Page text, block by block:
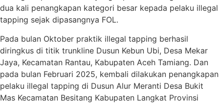
dua kali penangkapan kategori besar kepada pelaku illegal
tapping sejak dipasangnya FOL.
Pada bulan Oktober praktik illegal tapping berhasil
diringkus di titik trunkline Dusun Kebun Ubi, Desa Mekar
Jaya, Kecamatan Rantau, Kabupaten Aceh Tamiang. Dan
pada bulan Februari 2025, kembali dilakukan penangkapan
pelaku illegal tapping di Dusun Alur Meranti Desa Bukit
Mas Kecamatan Besitang Kabupaten Langkat Provinsi